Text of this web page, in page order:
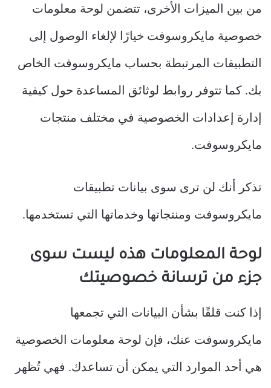
من بين الميزات الأخرى، تتضمن لوحة معلومات
خصوصية مايكروسوفت خيارًا لإلغاء الوصول إلى
التطبيقات المرتبطة بحساب مايكروسوفت الخاص
بك. كما تتوفر روابط لوثائق المساعدة حول كيفية
إدارة إعدادات الخصوصية في مختلف منتجات
مايكروسوفت.
تذكر أنك لن ترى سوى بيانات تطبيقات
مايكروسوفت ومنتجاتها وخدماتها التي تستخدمها.
لوحة المعلومات هذه ليست سوى
جزء من ترسانة خصوصيتك
إذا كنت قلقًا بشأن البيانات التي تجمعها
مايكروسوفت عنك، فإن لوحة معلومات الخصوصية
هي أحد الموارد التي يمكن أن تساعدك. فهي تُظهر